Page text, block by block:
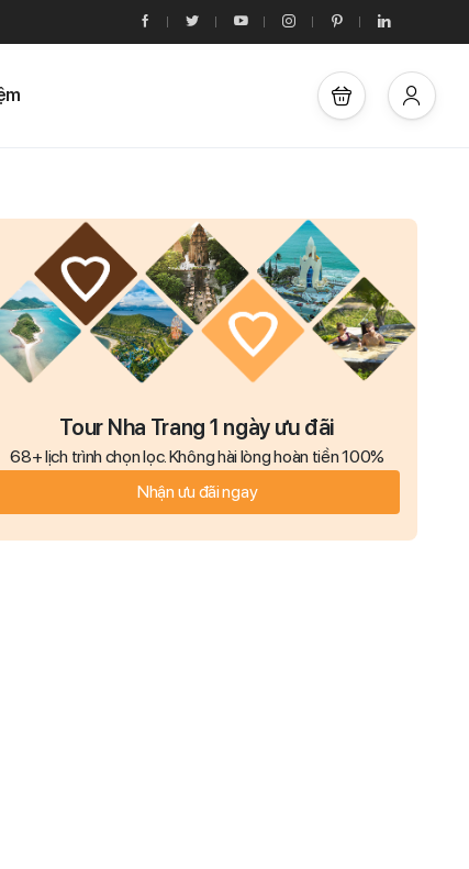
Tour Nha Trang 1 ngày ưu đãi
68+ lịch trình chọn lọc. Không hài lòng hoàn tiền 100%
Nhận ưu đãi ngay